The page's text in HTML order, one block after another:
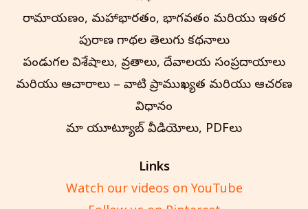
రామాయణం, మహాభారతం, భాగవతం మరియు ఇతర
పురాణ గాథల తెలుగు కథనాలు
పండుగల విశేషాలు, వ్రతాలు, దేవాలయ సంప్రదాయాలు
మరియు ఆచారాలు – వాటి ప్రాముఖ్యత మరియు ఆచరణ
విధానం
మా యూట్యూబ్ వీడియోలు, PDFలు
Links
Watch our videos on YouTube